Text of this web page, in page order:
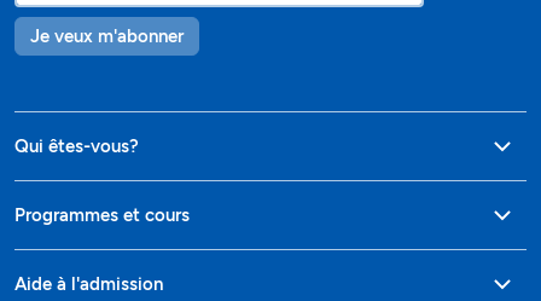
Je veux m'abonner
Qui êtes-vous?
Programmes et cours
Aide à l'admission